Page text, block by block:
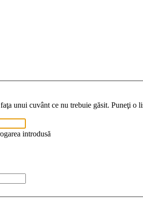
unui cuvânt ce nu trebuie găsit. Puneţi o
introdusă